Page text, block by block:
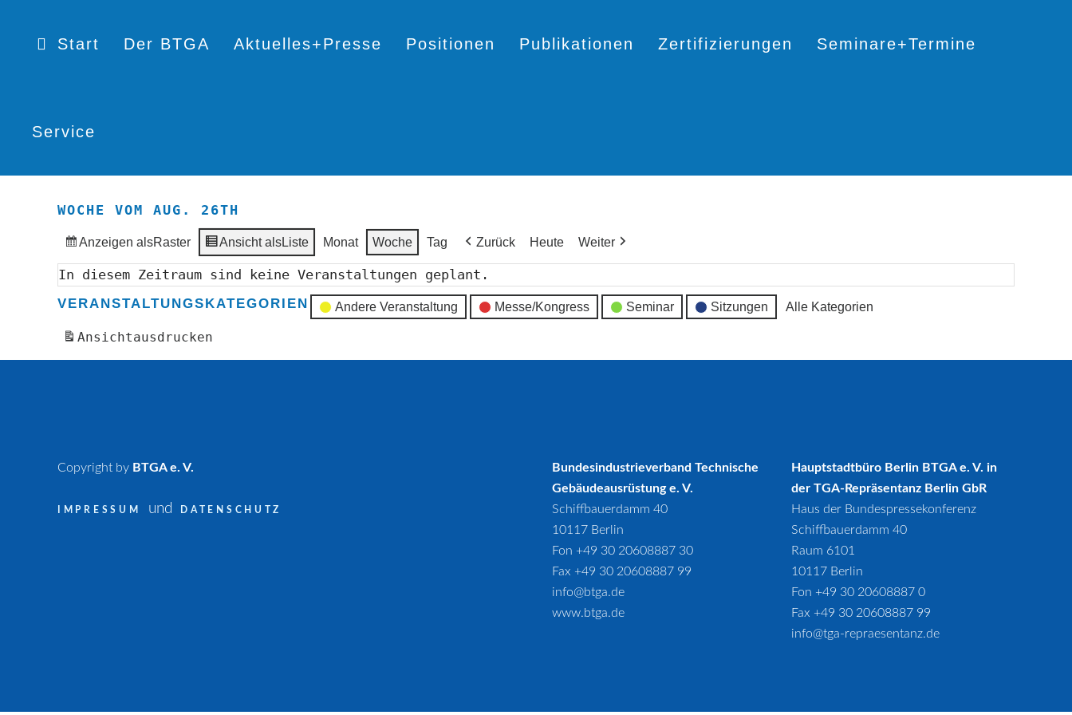
Start Der BTGA Aktuelles+Presse Positionen Publikationen Zertifizierungen Seminare+Termine
Service
WOCHE VOM AUG. 26TH
Anzeigen alsRaster Ansicht alsListe Monat Woche Tag Zurück Heute Weiter
In diesem Zeitraum sind keine Veranstaltungen geplant.
VERANSTALTUNGSKATEGORIEN Andere Veranstaltung Messe/Kongress Seminar Sitzungen Alle Kategorien
Ansichtausdrucken
Copyright by BTGA e. V.
IMPRESSUM und DATENSCHUTZ
Bundesindustrieverband Technische
Gebäudeausrüstung e. V.
Schiffbauerdamm 40
10117 Berlin
Fon +49 30 20608887 30
Fax +49 30 20608887 99
info@btga.de
www.btga.de
Hauptstadtbüro Berlin BTGA e. V. in
der TGA-Repräsentanz Berlin GbR
Haus der Bundespressekonferenz
Schiffbauerdamm 40
Raum 6101
10117 Berlin
Fon +49 30 20608887 0
Fax +49 30 20608887 99
info@tga-repraesentanz.de